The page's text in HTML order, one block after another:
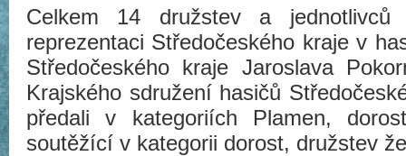
Celkem 14 družstev a jednotlivců
reprezentaci Středočeského kraje v
Středočeského kraje Jaroslava
Krajského sdružení hasičů
předali v kategoriích Plamen,
soutěžící v kategorii dorost, družstev